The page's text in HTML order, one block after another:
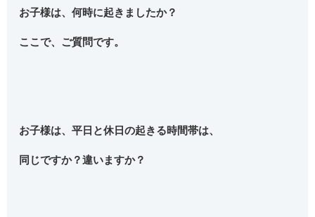
お子様は、何時に起きましたか？
ここで、ご質問です。
お子様は、平日と休日の起きる時間帯は、
同じですか？違いますか？